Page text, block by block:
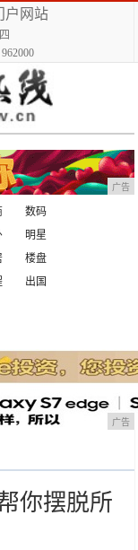
户网站
广告
数码
明星
楼盘
出国
广告
你摆脱所